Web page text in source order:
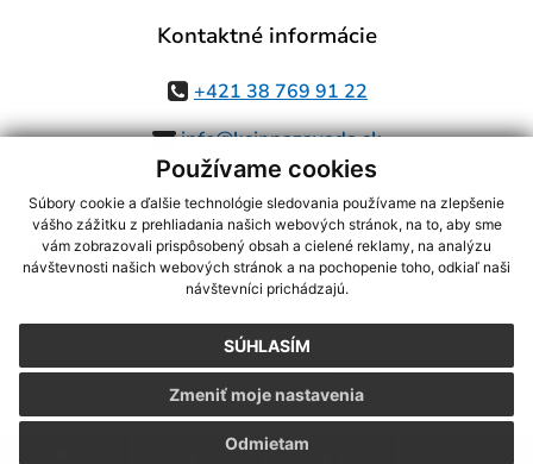
Používame cookies
Súbory cookie a ďalšie technológie sledovania používame na zlepšenie
vášho zážitku z prehliadania našich webových stránok, na to, aby sme
vám zobrazovali prispôsobený obsah a cielené reklamy, na analýzu
návštevnosti našich webových stránok a na pochopenie toho, odkiaľ naši
návštevníci prichádzajú.
SÚHLASÍM
Odmietam
Zmeniť moje nastavenia
Kontaktné informácie
+421 38 769 91 22
info@ksinnazavada.sk
využite možnosť získavania aktuálnych informácií s využitím RSS
CMS systém (redakčný) systém ECHELON 2,Mapa stránok,web portál
webex.digital, s.r.o.,domény,registrácia domény
Posledná aktualizácia:07.08.2026
Vytlačiť stránku|Vyhlásenie o prístupnosti